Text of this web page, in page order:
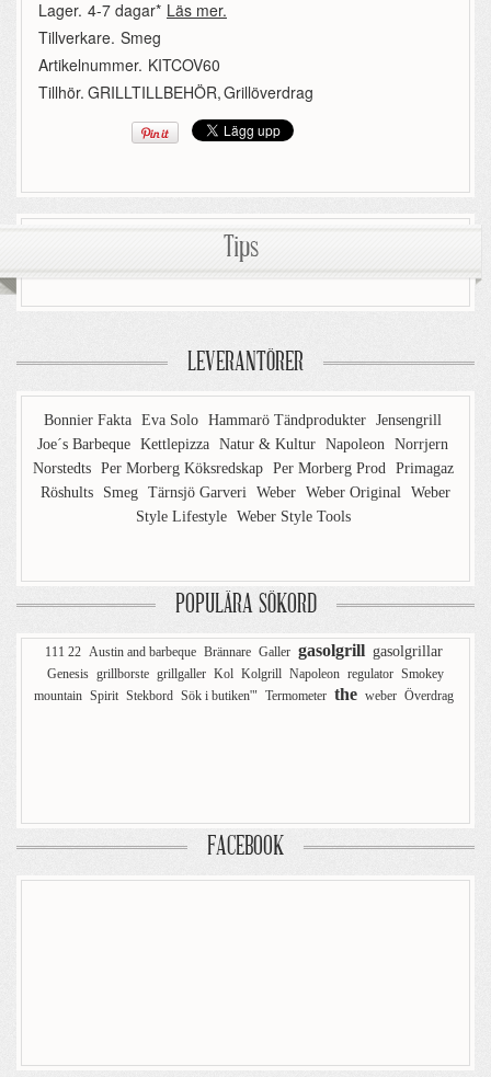
Lager. 4-7 dagar* Läs mer.
Tillverkare. Smeg
Artikelnummer. KITCOV60
Tillhör. GRILLTILLBEHÖR,Grillöverdrag
Tips
LEVERANTÖRER
Bonnier Fakta Eva Solo Hammarö Tändprodukter Jensengrill
Joe´s Barbeque Kettlepizza Natur & Kultur Napoleon Norrjern
Norstedts Per Morberg Köksredskap Per Morberg Prod Primagaz
Röshults
Smeg Tärnsjö Garveri Weber Weber Original Weber
Style Lifestyle Weber Style Tools
POPULÄRA SÖKORD
111 22 Austin and barbeque Brännare Galler gasolgrill gasolgrillar
Genesis grillborste grillgaller Kol Kolgrill Napoleon regulator Smokey
mountain Spirit Stekbord Sök i butiken'" Termometer the weber Överdrag
FACEBOOK